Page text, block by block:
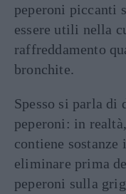
peperoni piccanti
essere utili nella
raffreddamento
bronchite.
Spesso si parla
peperoni: in
contiene
eliminare prima
peperoni sulla